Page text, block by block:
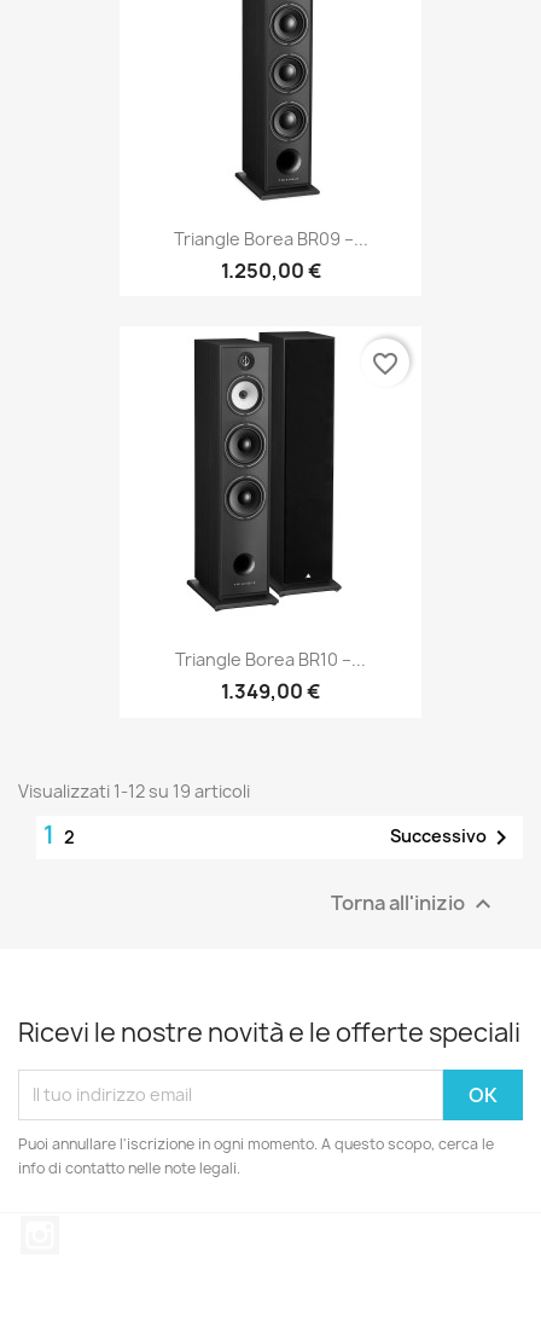
Triangle Borea BR09 –...
1.250,00 €
Triangle Borea BR10 –...
1.349,00 €
favorite_border
Visualizzati 1-12 su 19 articoli
1 2 Successivo 
Torna all'inizio 
Ricevi le nostre novità e le offerte speciali
Puoi annullare l'iscrizione in ogni momento. A questo scopo, cerca le
info di contatto nelle note legali.